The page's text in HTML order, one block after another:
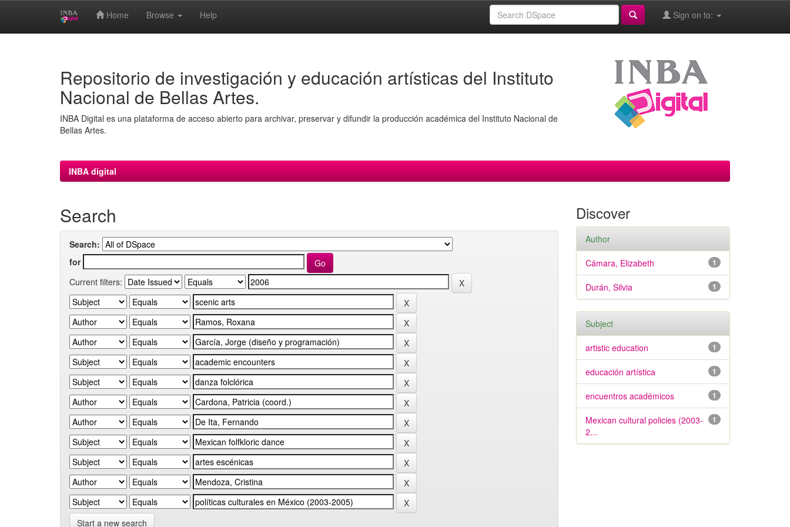
Home Browse Help Sign on to:
Repositorio de investigación y educación artísticas del Instituto
Nacional de Bellas Artes.
INBA Digital es una plataforma de acceso abierto para archivar, preservar y difundir la producción académica del Instituto Nacional de
Bellas Artes.
INBA digital
Search
Search:
for
Current filters:
Start a new search
Discover
Author
1
Cámara, Elizabeth
1
Durán, Silvia
Subject
1
artistic education
1
educación artística
1
encuentros académicos
1
Mexican cultural policies (2003-
2...